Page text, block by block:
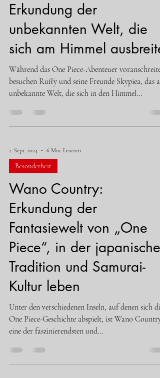
Erkundung der
unbekannten Welt, die
sich am Himmel ausbreitet
Während das One Piece-Abenteuer voranschreitet,
besuchen Ruffy und seine Freunde Skypiea, das als
unbekannte Welt, die sich in den Himmel...
2. Sept. 2024 6 Min. Lesezeit
Besonderheit
Wano Country:
Erkundung der
Fantasiewelt von „One
Piece“, in der japanische
Tradition und Samurai-
Kultur leben
Unter den verschiedenen Inseln, auf denen sich die
One Piece-Geschichte abspielt, ist Wano Country
eine der faszinierendsten und...